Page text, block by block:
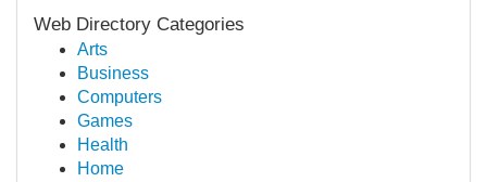
Web Directory Categories
Arts
Business
Computers
Games
Health
Home